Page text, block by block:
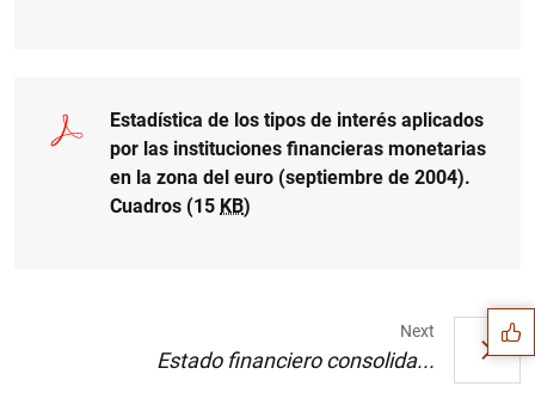
Estadística de los tipos de interés aplicados
por las instituciones financieras monetarias
en la zona del euro (septiembre de 2004).
Cuadros (15 KB)
Next
Estado financiero consolida...
Suggestions